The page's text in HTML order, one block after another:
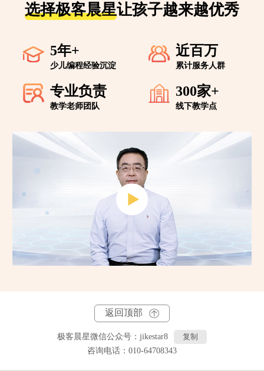
选择极客晨星让孩子越来越优秀
5年+
少儿编程经验沉淀
近百万
累计服务人群
专业负责
教学老师团队
300家+
线下教学点
返回顶部
极客晨星微信公众号： jikestar8 复制
咨询电话：010-64708343